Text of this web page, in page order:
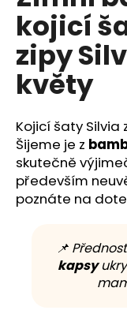
0,0
5
hvězdiček.
kojicí
zipy
květy
Kojicí šaty
Šijeme je z
skutečně
především
poznáte na
📌
kapsy
u
j
e
m
e